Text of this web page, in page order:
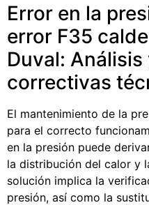
Error en la
error F35
Duval:
correctivas
El mantenimiento de la
para el correcto
en la presión puede
la distribución del calor y
solución implica la
presión, así como la